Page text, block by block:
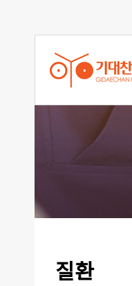
질환